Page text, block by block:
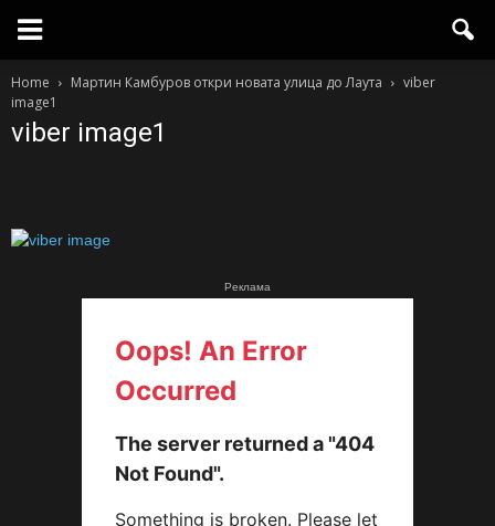
Home Мартин Камбуров откри новата улица до Лаута
viber
image1
viber image1
Реклама